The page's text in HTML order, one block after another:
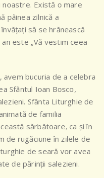
Există o mare
pâinea zilnică a
să se hrănească
este „Vă vestim ceea
bucuria de a celebra
Sfântul Ioan Bosco,
Sfânta Liturghie de
de familia
sărbătoare, ca și în
de rugăciune în zilele de
de seară vor avea
de părinții salezieni.